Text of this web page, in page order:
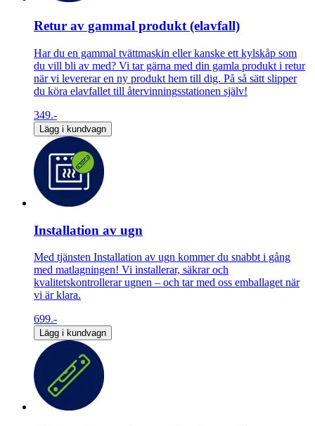
Retur av gammal produkt (elavfall)
Har du en gammal tvättmaskin eller kanske ett kylskåp som
du vill bli av med? Vi tar gärna med din gamla produkt i retur
när vi levererar en ny produkt hem till dig. På så sätt slipper
du köra elavfallet till återvinningsstationen själv!
349.-
Lägg i kundvagn
Installation av ugn
Med tjänsten Installation av ugn kommer du snabbt i gång
med matlagningen! Vi installerar, säkrar och
kvalitetskontrollerar ugnen – och tar med oss emballaget när
vi är klara.
699.-
Lägg i kundvagn